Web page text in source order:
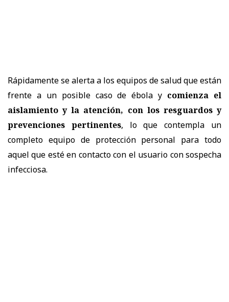
Rápidamente se alerta a los equipos de salud que están
frente a un posible caso de ébola y comienza el
aislamiento y la atención, con los resguardos y
prevenciones pertinentes, lo que contempla un
completo equipo de protección personal para todo
aquel que esté en contacto con el usuario con sospecha
infecciosa.